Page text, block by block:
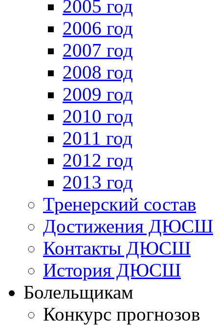
2005 год
2006 год
2007 год
2008 год
2009 год
2010 год
2011 год
2012 год
2013 год
Тренерский состав
Достижения ДЮСШ
Контакты ДЮСШ
История ДЮСШ
Болельщикам
Конкурс прогнозов